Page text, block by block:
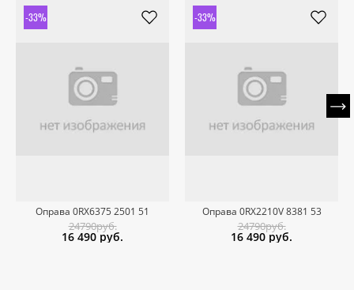
-33%
Оправа 0RX6375 2501 51
24790руб.
16 490 руб.
-33%
Оправа 0RX2210V 8381 53
24790руб.
16 490 руб.